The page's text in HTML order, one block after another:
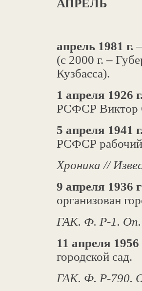
АПРЕЛЬ
апрель 1981 г.
(с 2000 г. –
Кузбасса).
1 апреля 1926
РСФСР Виктор
5 апреля 1941
РСФСР рабочий
Хроника //
9 апреля 1936 г
организован
ГАК. Ф. Р-1.
11 апреля 1956
городской сад.
ГАК. Ф. Р-790.